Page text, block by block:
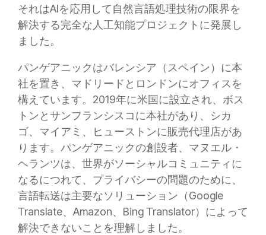
それはAIを応用して自然言語処理技術の限界を
解決する完全な人工知能プロジェクトに発展し
ました。
パンゲアニックはバレンシア（スペイン）に本
社を置き、マドリードとロンドンにオフィスを
構えています。2019年に米国に設立され、ボス
トンとサンフランシスコに本社があり、シカ
ゴ、マイアミ、ヒューストンに販売代理店があ
ります。パンゲアニックの創設者、マヌエル・
ヘランツは、世界がソーシャルコミュニティに
なるにつれて、プライバシーの問題のために、
言語転送は主要なソリューション（Google
Translate、Amazon、Bing Translator）によって
解決できないことを理解しました。